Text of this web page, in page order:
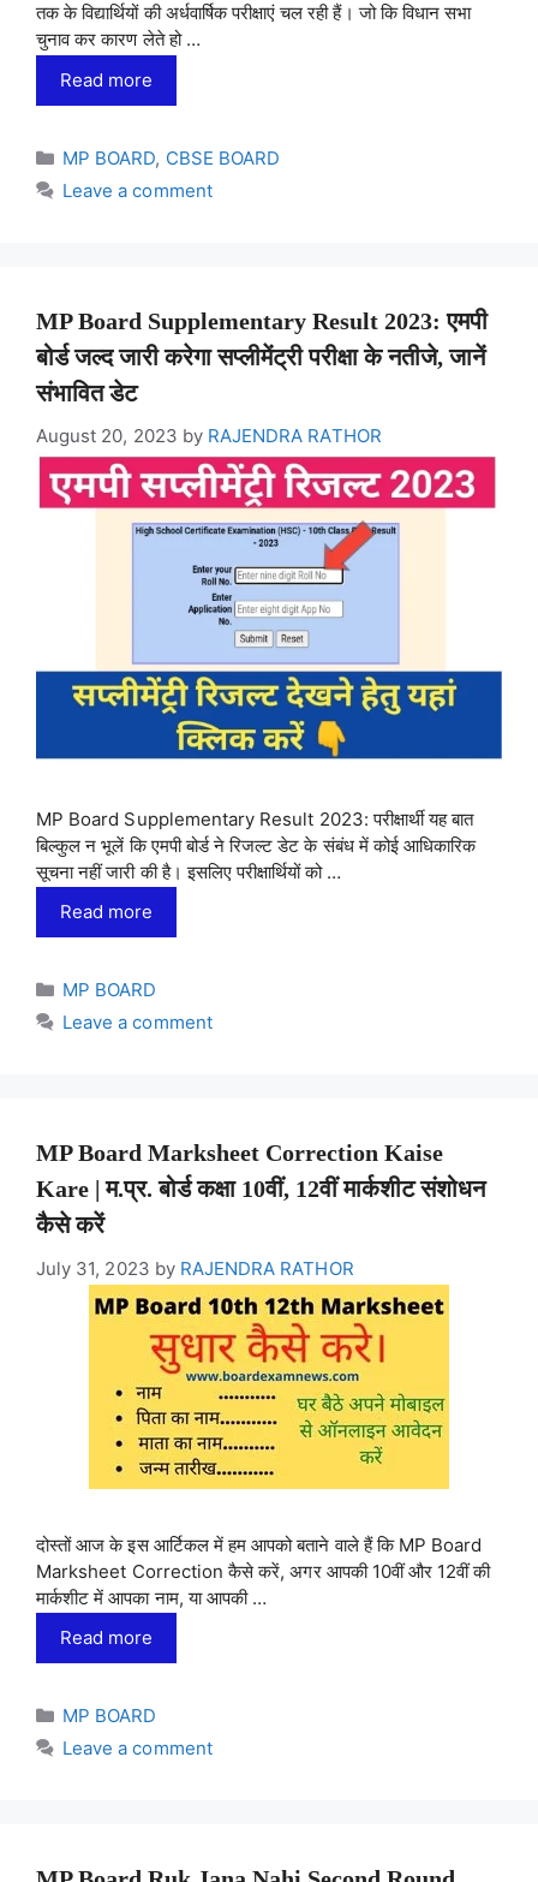
तक के विद्यार्थियों की अर्धवार्षिक परीक्षाएं चल रही हैं। जो कि विधान सभा
चुनाव कर कारण लेते हो …
Read more
Categories
MP BOARD, CBSE BOARD
Leave a comment
MP Board Supplementary Result 2023: एमपी
बोर्ड जल्द जारी करेगा सप्लीमेंट्री परीक्षा के नतीजे, जानें
संभावित डेट
August 20, 2023 by RAJENDRA RATHOR
MP Board Supplementary Result 2023: परीक्षार्थी यह बात
बिल्कुल न भूलें कि एमपी बोर्ड ने रिजल्ट डेट के संबंध में कोई आधिकारिक
सूचना नहीं जारी की है। इसलिए परीक्षार्थियों को …
Read more
Categories
MP BOARD
Leave a comment
MP Board Marksheet Correction Kaise
Kare | म.प्र. बोर्ड कक्षा 10वीं, 12वीं मार्कशीट संशोधन
कैसे करें
July 31, 2023 by RAJENDRA RATHOR
दोस्तों आज के इस आर्टिकल में हम आपको बताने वाले हैं कि MP Board
Marksheet Correction कैसे करें, अगर आपकी 10वीं और 12वीं की
मार्कशीट में आपका नाम, या आपकी …
Read more
Categories
MP BOARD
Leave a comment